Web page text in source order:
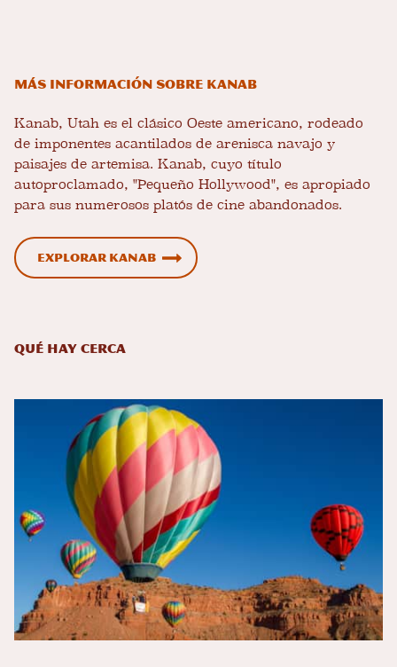
Más información sobre Kanab
Kanab, Utah es el clásico Oeste americano, rodeado
de imponentes acantilados de arenisca navajo y
paisajes de artemisa. Kanab, cuyo título
autoproclamado, "Pequeño Hollywood", es apropiado
para sus numerosos platós de cine abandonados.
Explorar Kanab
Qué hay cerca